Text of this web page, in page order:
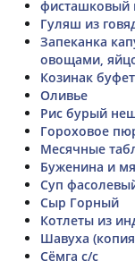
фисташковый
Гуляш из
Запеканка
овощами,
Козинак
Оливье
Рис бурый
Гороховое
Месячные
Буженина и
Суп
Сыр Горный
Котлеты из
Шавуха
Сёмга с/с